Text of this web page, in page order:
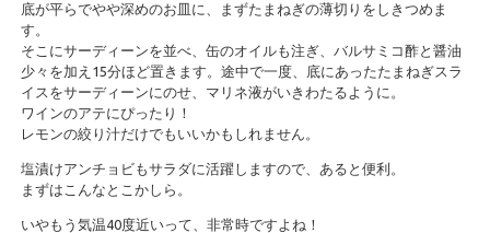
底が平らでやや深めのお皿に、まずたまねぎの薄切りをしきつめま
す。
そこにサーディーンを並べ、缶のオイルも注ぎ、バルサミコ酢と醤油
少々を加え15分ほど置きます。途中で一度、底にあったたまねぎスラ
イスをサーディーンにのせ、マリネ液がいきわたるように。
ワインのアテにぴったり！
レモンの絞り汁だけでもいいかもしれません。
塩漬けアンチョビもサラダに活躍しますので、あると便利。
まずはこんなとこかしら。
いやもう気温40度近いって、非常時ですよね！